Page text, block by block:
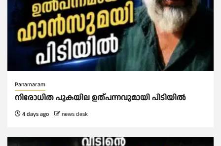
Panamaram
നിരോധിത പുകയില ഉത്പന്നവുമായി പിടിയിൽ
4 days ago news desk